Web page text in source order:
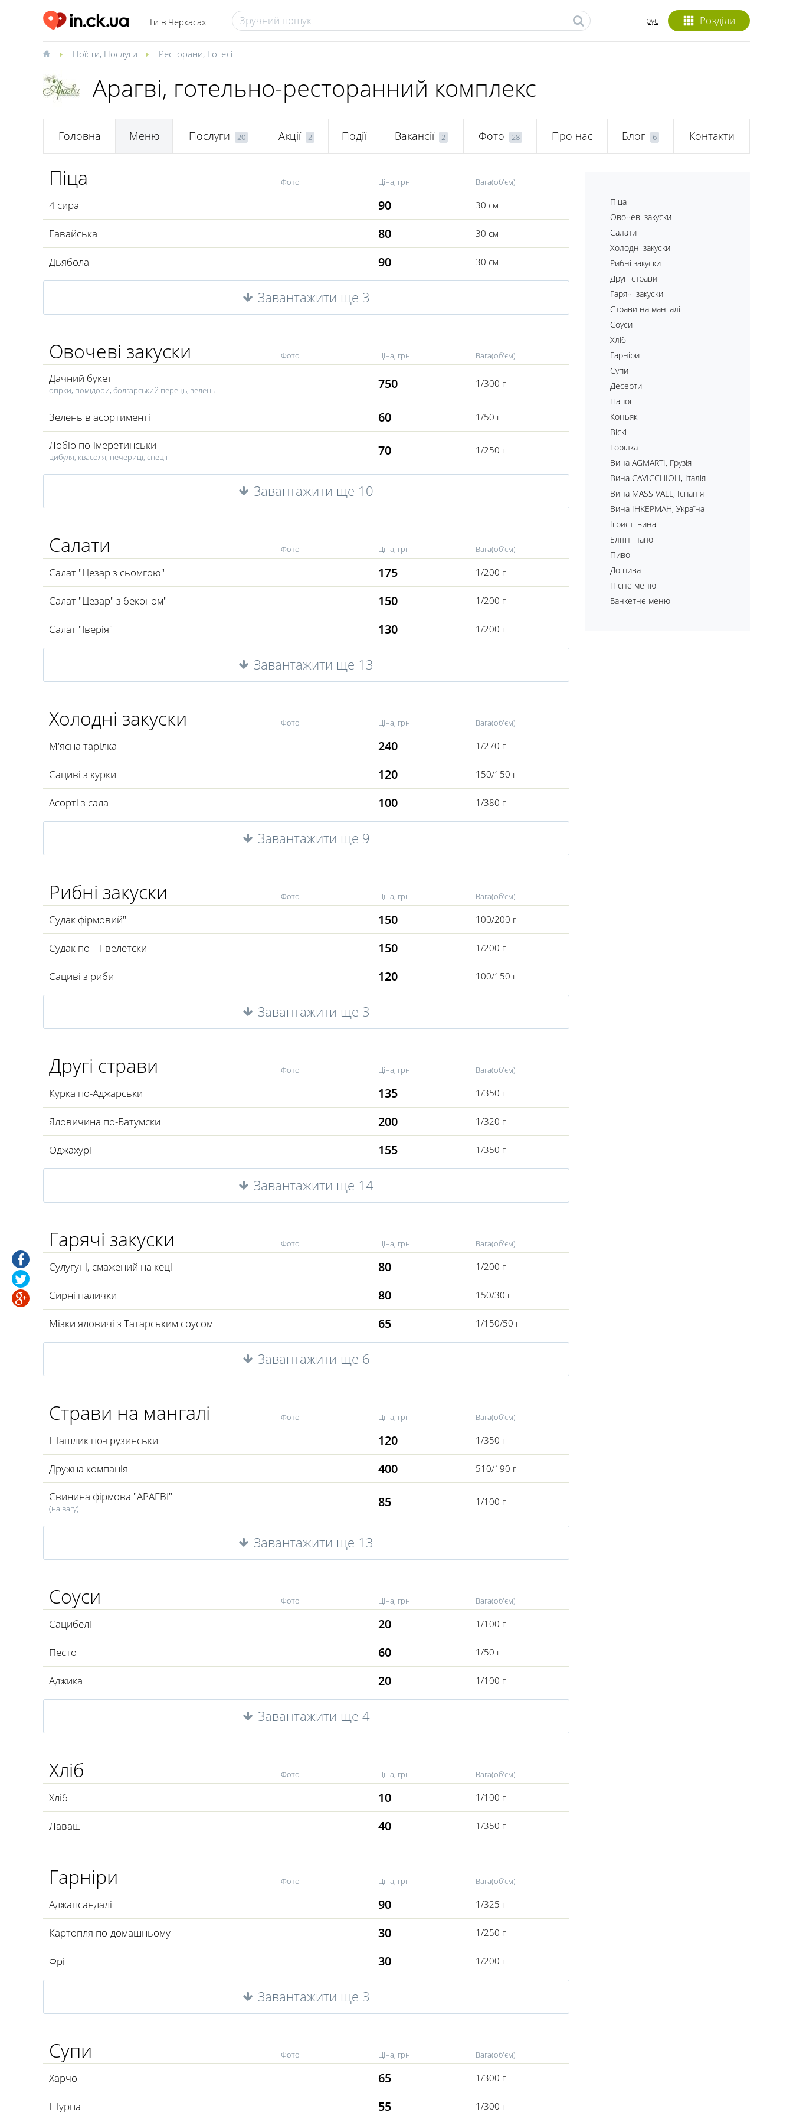
Ти в Черкасах Розділи
рус
Поїсти, Послуги Ресторани, Готелі
Арагві, готельно-ресторанний комплекс
Головна Меню Послуги 20 Акції 2 Події Вакансії 2 Фото 28 Про нас Блог 6 Контакти
Піца Фото Ціна, грн Вага(об'єм)
4 сира 90 30 см
Гавайська 80 30 см
Дьябола 90 30 см
Завантажити ще 3
Овочеві закуски Фото Ціна, грн Вага(об'єм)
Дачний букет
огірки, помідори, болгарський перець, зелень 750 1/300 г
Зелень в асортименті 60 1/50 г
Лобіо по-імеретинськи
цибуля, квасоля, печериці, спеції 70 1/250 г
Завантажити ще 10
Салати Фото Ціна, грн Вага(об'єм)
Салат "Цезар з сьомгою" 175 1/200 г
Салат "Цезар" з беконом" 150 1/200 г
Салат "Іверія" 130 1/200 г
Завантажити ще 13
Холодні закуски Фото Ціна, грн Вага(об'єм)
М'ясна тарілка 240 1/270 г
Сациві з курки 120 150/150 г
Асорті з сала 100 1/380 г
Завантажити ще 9
Рибні закуски Фото Ціна, грн Вага(об'єм)
Судак фірмовий" 150 100/200 г
Судак по – Гвелетски 150 1/200 г
Сациві з риби 120 100/150 г
Завантажити ще 3
Другі страви Фото Ціна, грн Вага(об'єм)
Курка по-Аджарськи 135 1/350 г
Яловичина по-Батумски 200 1/320 г
Оджахурі 155 1/350 г
Завантажити ще 14
Гарячі закуски Фото Ціна, грн Вага(об'єм)
Сулугуні, смажений на кеці 80 1/200 г
Сирні палички 80 150/30 г
Мізки яловичі з Татарським соусом 65 1/150/50 г
Завантажити ще 6
Страви на мангалі Фото Ціна, грн Вага(об'єм)
Шашлик по-грузинськи 120 1/350 г
Дружна компанія 400 510/190 г
Свинина фірмова "АРАГВІ"
(на вагу) 85 1/100 г
Завантажити ще 13
Соуси Фото Ціна, грн Вага(об'єм)
Сацибелі 20 1/100 г
Песто 60 1/50 г
Аджика 20 1/100 г
Завантажити ще 4
Хліб Фото Ціна, грн Вага(об'єм)
Хліб 10 1/100 г
Лаваш 40 1/350 г
Гарніри Фото Ціна, грн Вага(об'єм)
Аджапсандалі 90 1/325 г
Картопля по-домашньому 30 1/250 г
Фрі 30 1/200 г
Завантажити ще 3
Супи Фото Ціна, грн Вага(об'єм)
Харчо 65 1/300 г
Шурпа 55 1/300 г
Піца
Овочеві закуски
Салати
Холодні закуски
Рибні закуски
Другі страви
Гарячі закуски
Страви на мангалі
Соуси
Хліб
Гарніри
Супи
Десерти
Напої
Коньяк
Віскі
Горілка
Вина AGMARTI, Грузія
Вина CAVICCHIOLI, Італія
Вина MASS VALL, Іспанія
Вина ІНКЕРМАН, Україна
Ігристі вина
Елітні напої
Пиво
До пива
Пісне меню
Банкетне меню